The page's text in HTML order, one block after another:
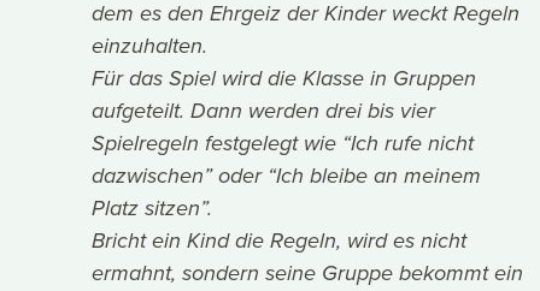
dem es den Ehrgeiz der Kinder weckt Regeln
einzuhalten.
Für das Spiel wird die Klasse in Gruppen
aufgeteilt. Dann werden drei bis vier
Spielregeln festgelegt wie “Ich rufe nicht
dazwischen” oder “Ich bleibe an meinem
Platz sitzen”.
Bricht ein Kind die Regeln, wird es nicht
ermahnt, sondern seine Gruppe bekommt ein